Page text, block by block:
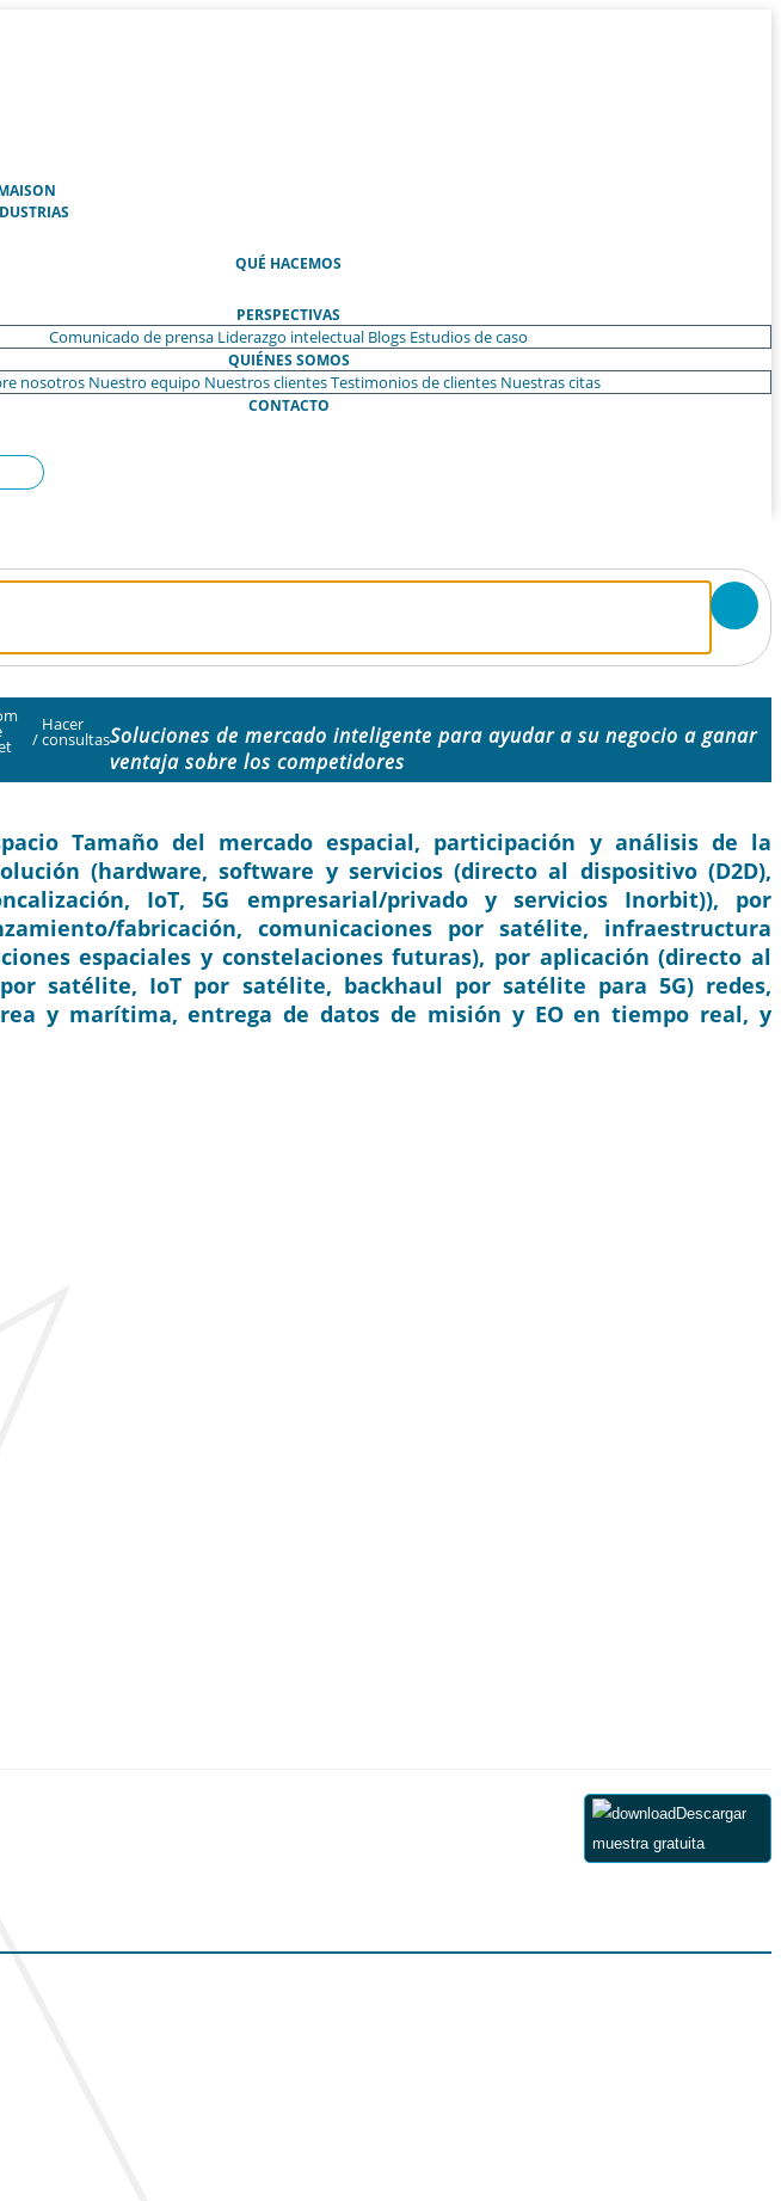
(ACTUAL)
QUÉ HACEMOS
PERSPECTIVAS
Comunicado de prensa Liderazgo intelectual Blogs Estudios de caso
QUIÉNES SOMOS
nosotros Nuestro equipo Nuestros clientesTestimonios de clientes Nuestras citas
CONTACTO
/
Hacer
consultasSoluciones de mercado inteligente para ayudar a su negocio a ganar
ventaja sobre los competidores
Tamaño del mercado espacial, participación y análisis de la
(hardware, software y servicios (directo al dispositivo (D2D),
IoT, 5G empresarial/privado y servicios Inorbit)), por
fabricación, comunicaciones por satélite, infraestructura
espaciales y constelaciones futuras), por aplicación (directo al
satélite, IoT por satélite, backhaul por satélite para 5G) redes,
y marítima, entrega de datos de misión y EO en tiempo real, y
Descargar
muestra gratuita